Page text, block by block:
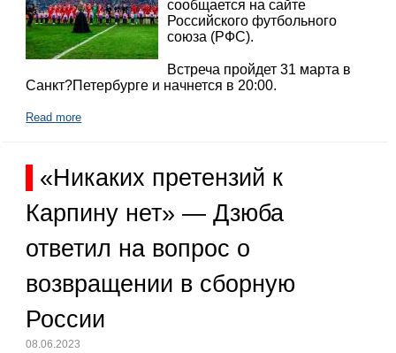
сообщается на сайте
Российского футбольного
союза (РФС).
Встреча пройдет 31 марта в
Санкт?Петербурге и начнется в 20:00.
Read more
«Никаких претензий к
Карпину нет» — Дзюба
ответил на вопрос о
возвращении в сборную
России
08.06.2023